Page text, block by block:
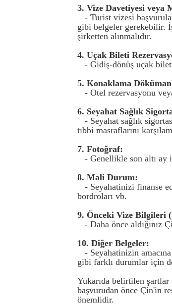
3. Vize Davetiyesi veya
- Turist vizesi
gibi belgeler gerekebilir.
şirketten alınmalıdır.
4. Uçak Bileti
- Gidiş-dönüş uçak
5. Konaklama
- Otel rezervasyonu
6. Seyahat Sağlık
- Seyahat sağlık
tıbbi masraflarını
7. Fotoğraf:
- Genellikle son altı
8. Mali Durum:
- Seyahatinizi finanse
bordroları vb.
9. Önceki Vize Bilgileri
- Daha önce aldığınız
10. Diğer Belgeler:
- Seyahatinizin
gibi farklı durumlar için
Yukarıda belirtilen
başvurudan önce Çin'in
önemlidir.